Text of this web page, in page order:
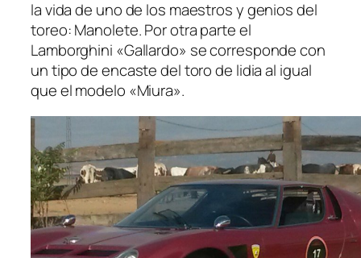
la vida de uno de los maestros y genios del
toreo: Manolete. Por otra parte el
Lamborghini «Gallardo» se corresponde con
un tipo de encaste del toro de lidia al igual
que el modelo «Miura».